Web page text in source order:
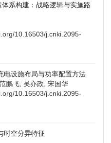
系构建：战略逻辑与实施路
10.16503/j.cnki.2095-
电设施布局与功率配置方法
鹏飞, 吴亦政, 宋国华
10.16503/j.cnki.2095-
时空分异特征